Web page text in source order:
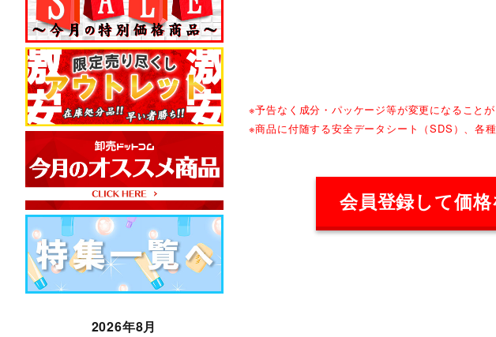
※予告なく成分・パッケージ等が変更になること
※商品に付随する安全データシート（SDS）、各
会員登録して価格
2026年8月